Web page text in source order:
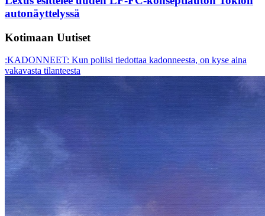
autonäyttelyssä
Kotimaan Uutiset
:KADONNEET: Kun poliisi tiedottaa kadonneesta, on kyse aina
vakavasta tilanteesta